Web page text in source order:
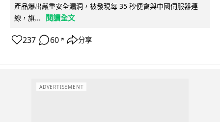
產品爆出嚴重安全漏洞，被發現每 35 秒便會與中國伺服器連
線，旗...
閱讀全文
237 60 ↗ 分享
ADVERTISEMENT